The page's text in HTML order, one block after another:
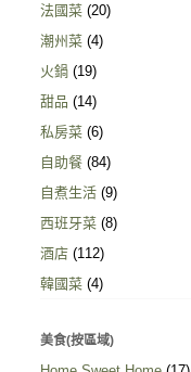
法國菜 (20)
潮州菜 (4)
火鍋 (19)
甜品 (14)
私房菜 (6)
自助餐 (84)
自煮生活 (9)
西班牙菜 (8)
酒店 (112)
韓國菜 (4)
美食(按區域)